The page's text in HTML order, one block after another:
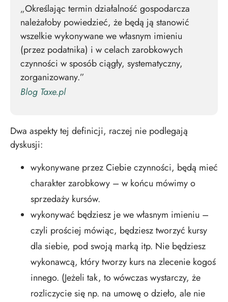
„Określając termin działalność gospodarcza
należałoby powiedzieć, że będą ją stanowić
wszelkie wykonywane we własnym imieniu
(przez podatnika) i w celach zarobkowych
czynności w sposób ciągły, systematyczny,
zorganizowany.”
Blog Taxe.pl
Dwa aspekty tej definicji, raczej nie podlegają
dyskusji:
wykonywane przez Ciebie czynności, będą mieć
charakter zarobkowy – w końcu mówimy o
sprzedaży kursów.
wykonywać będziesz je we własnym imieniu –
czyli prościej mówiąc, będziesz tworzyć kursy
dla siebie, pod swoją marką itp. Nie będziesz
wykonawcą, który tworzy kurs na zlecenie kogoś
innego. (Jeżeli tak, to wówczas wystarczy, że
rozliczycie się np. na umowę o dzieło, ale nie